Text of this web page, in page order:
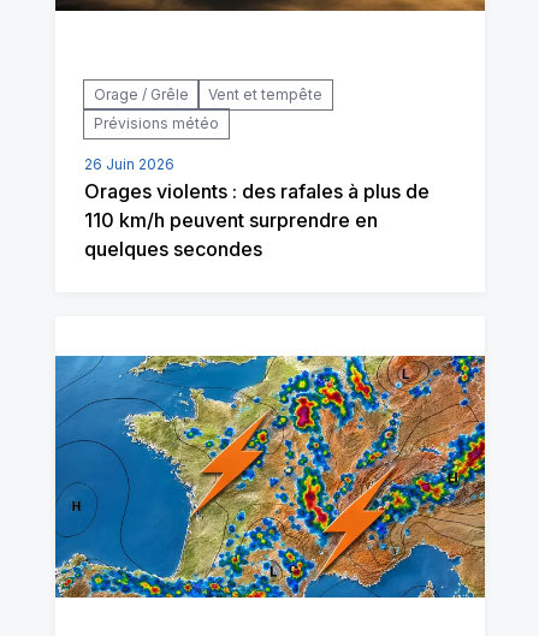
Orage / Grêle
Vent et tempête
Prévisions météo
26 Juin 2026
Orages violents : des rafales à plus de
110 km/h peuvent surprendre en
quelques secondes